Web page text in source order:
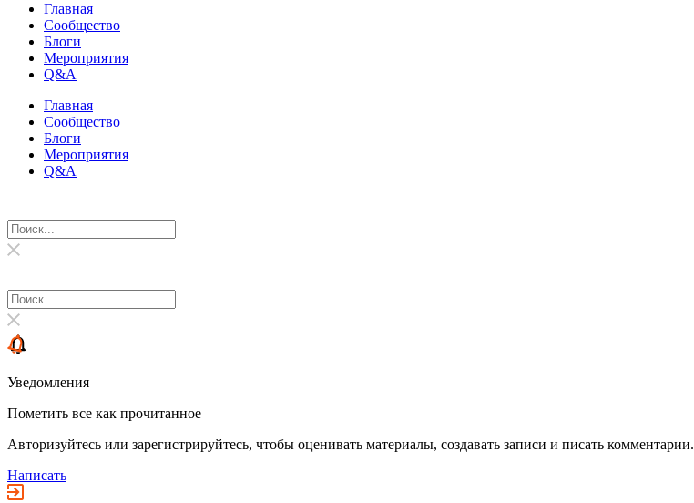
Главная
Сообщество
Блоги
Мероприятия
Q&A
Главная
Сообщество
Блоги
Мероприятия
Q&A
Уведомления
Пометить все как прочитанное
Авторизуйтесь или зарегистрируйтесь, чтобы оценивать материалы, создавать записи и писать комментарии.
Написать